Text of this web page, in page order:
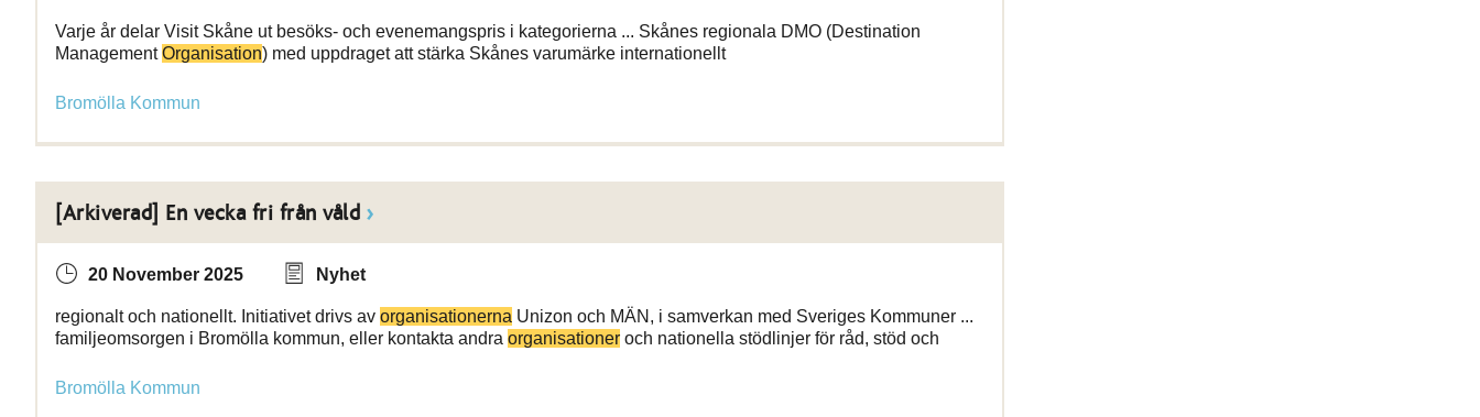
Varje år delar Visit Skåne ut besöks- och evenemangspris i kategorierna ... Skånes regionala DMO (Destination
ManagementOrganisation) med uppdraget att stärka Skånes varumärke internationellt
Bromölla Kommun
[Arkiverad] En vecka fri från våld
20 November 2025 Nyhet
regionalt och nationellt. Initiativet drivs av organisationerna Unizon och MÄN, i samverkan med Sveriges Kommuner ...
familjeomsorgen i Bromölla kommun, eller kontakta andra organisationer och nationella stödlinjer för råd, stöd och
Bromölla Kommun